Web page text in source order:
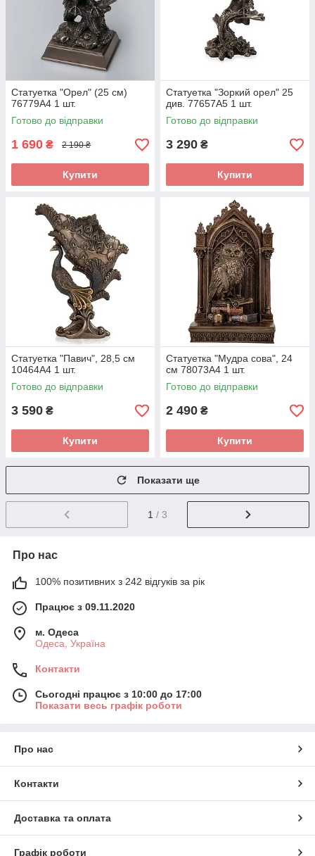
Статуетка "Орел" (25 см)
76779A4 1 шт.
Готово до відправки
1 690 ₴ 2 190 ₴
Купити
Статуетка "Зоркий орел" 25
див. 77657A5 1 шт.
Готово до відправки
3 290 ₴
Купити
Статуетка "Павич", 28,5 см
10464A4 1 шт.
Готово до відправки
3 590 ₴
Купити
Статуетка "Мудра сова", 24
см 78073A4 1 шт.
Готово до відправки
2 490 ₴
Купити
Показати ще
1 / 3
Про нас
100% позитивних з 242 відгуків за рік
Працює з 09.11.2020
м. Одеса
Одеса, Україна
Контакти
Сьогодні працює з 10:00 до 17:00
Показати весь графік роботи
Про нас
Контакти
Доставка та оплата
Графік роботи